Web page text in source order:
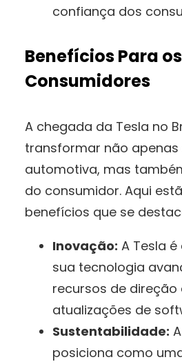
confiança dos
Benefícios Para os
Consumidores
A chegada da Tesla no
transformar não apenas
automotiva, mas
do consumidor. Aqui
benefícios que se
Inovação: A Tesla
sua tecnologia
recursos de
atualizações de
Sustentabilidade:
posiciona como